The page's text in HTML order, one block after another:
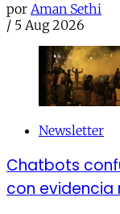
por Aman Sethi
/ 5 Aug 2026
Newsletter
Chatbots
con evidencia